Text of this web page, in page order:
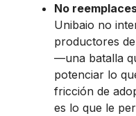
No
Unibaio no
productores
—una batalla
potenciar lo
fricción de
es lo que le